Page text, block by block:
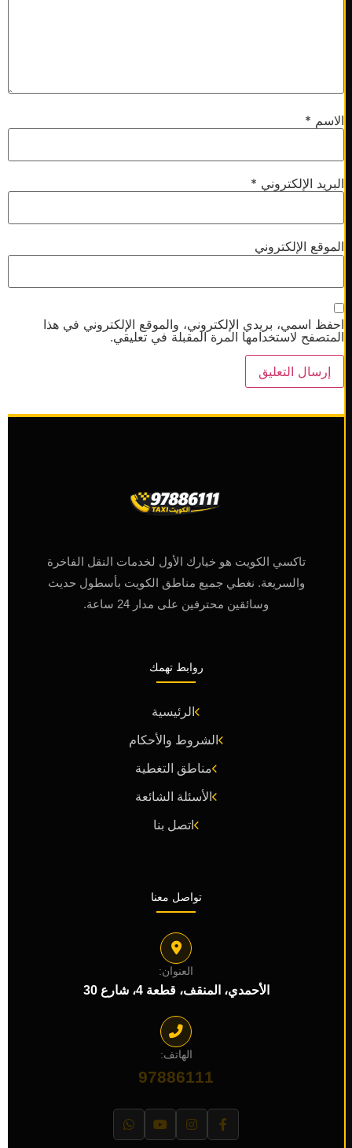
*
الإلكتروني *
الإلكتروني
اسمي، بريدي الإلكتروني، والموقع الإلكتروني في هذا
لاستخدامها المرة المقبلة في تعليقي.
تاكسي الكويت هو خيارك الأول لخدمات النقل الفاخرة
والسريعة. نغطي جميع مناطق الكويت بأسطول حديث
وسائقين محترفين على مدار 24 ساعة.
روابط تهمك
الرئيسية
الشروط والأحكام
مناطق التغطية
الأسئلة الشائعة
اتصل بنا
تواصل معنا
العنوان:
الأحمدي، المنقف، قطعة 4، شارع 30
الهاتف:
97886111